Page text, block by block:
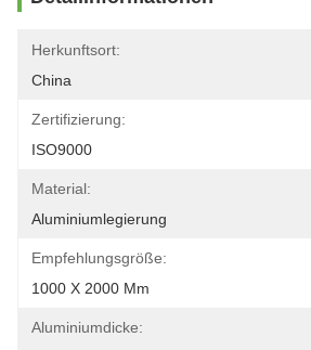
Herkunftsort:
China
Zertifizierung:
ISO9000
Material:
Aluminiumlegierung
Empfehlungsgröße:
1000 X 2000 Mm
Aluminiumdicke: